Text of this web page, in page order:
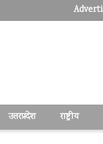
उत्तरप्रदेश राष्ट्रीय